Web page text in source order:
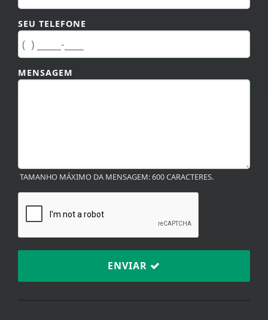
SEU TELEFONE
MENSAGEM
TAMANHO MÁXIMO DA MENSAGEM: 600 CARACTERES.
ENVIAR